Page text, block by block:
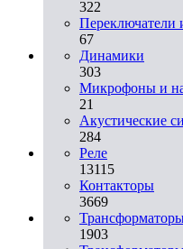
322
Переключатели
67
Динамики
303
Микрофоны и
21
Акустические
284
Реле
13115
Контакторы
3669
1903